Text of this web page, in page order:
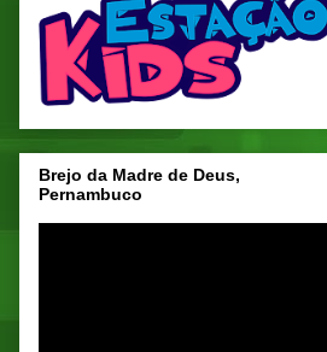
Brejo da Madre de Deus,
Pernambuco